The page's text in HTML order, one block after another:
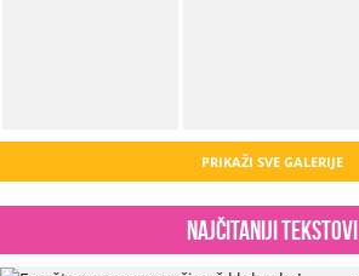
PRIKAŽI SVE GALERIJE
Najčitaniji tekstovi